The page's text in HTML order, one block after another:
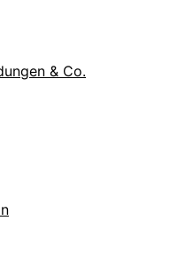
& Co.